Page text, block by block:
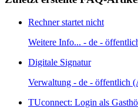
Rechner startet nicht
Weitere Info... - de -
Digitale Signatur
Verwaltung - de - öffentlich
TUconnect: Login als